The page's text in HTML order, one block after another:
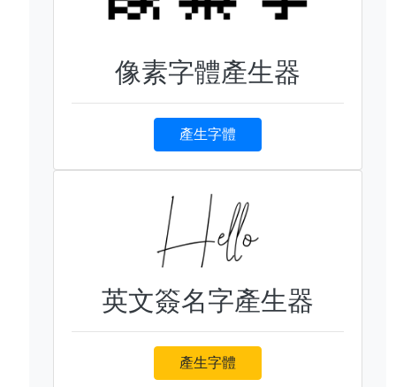
像素字體產生器
產生字體
英文簽名字產生器
產生字體